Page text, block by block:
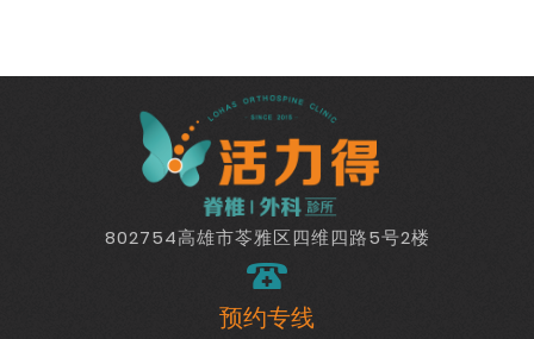
802754高雄市苓雅区四维四路5号2楼
预约专线